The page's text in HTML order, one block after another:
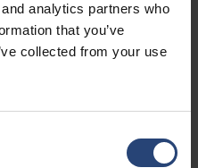
analytics partners who
that you’ve
collected from your use